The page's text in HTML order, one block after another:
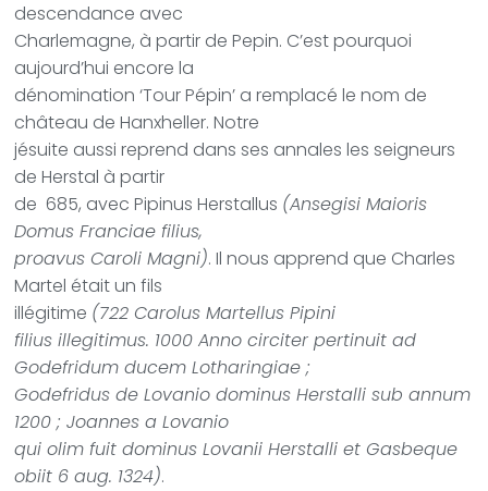
descendance avec
Charlemagne, à partir de Pepin. C’est pourquoi
aujourd’hui encore la
dénomination ‘Tour Pépin’ a remplacé le nom de
château de Hanxheller. Notre
jésuite aussi reprend dans ses annales les seigneurs
de Herstal à partir
de 685, avec Pipinus Herstallus (Ansegisi Maioris
Domus Franciae filius,
proavus Caroli Magni). Il nous apprend que Charles
Martel était un fils
illégitime (722 Carolus Martellus Pipini
filius illegitimus. 1000 Anno circiter pertinuit ad
Godefridum ducem Lotharingiae ;
Godefridus de Lovanio dominus Herstalli sub annum
1200 ; Joannes a Lovanio
qui olim fuit dominus Lovanii Herstalli et Gasbeque
obiit 6 aug. 1324).